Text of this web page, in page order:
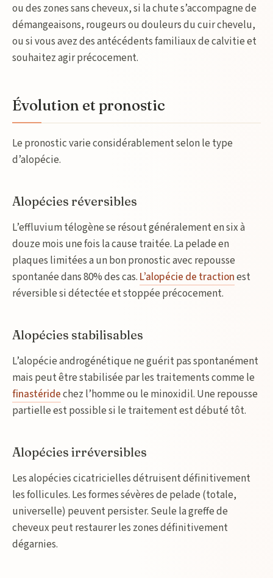
ou des zones sans cheveux, si la chute s’accompagne de
démangeaisons, rougeurs ou douleurs du cuir chevelu,
ou si vous avez des antécédents familiaux de calvitie et
souhaitez agir précocement.
Évolution et pronostic
Le pronostic varie considérablement selon le type
d’alopécie.
Alopécies réversibles
L’effluvium télogène se résout généralement en six à
douze mois une fois la cause traitée. La pelade en
plaques limitées a un bon pronostic avec repousse
spontanée dans 80% des cas. L’alopécie de tractionest
réversible si détectée et stoppée précocement.
Alopécies stabilisables
L’alopécie androgénétique ne guérit pas spontanément
mais peut être stabilisée par les traitements comme le
finastéridechez l’homme ou le minoxidil. Une repousse
partielle est possible si le traitement est débuté tôt.
Alopécies irréversibles
Les alopécies cicatricielles détruisent définitivement
les follicules. Les formes sévères de pelade (totale,
universelle) peuvent persister. Seule la greffe de
cheveux peut restaurer les zones définitivement
dégarnies.